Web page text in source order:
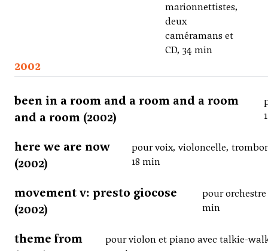
marionnettistes,
deux
caméramans et
CD, 34 min
2002
been in a room and a room and a room
and a room (2002)
here we are now
(2002)
pour voix, violoncelle,
18 min
movement v: presto giocose
(2002)
pour
min
theme from
pour violon et piano avec talkie-